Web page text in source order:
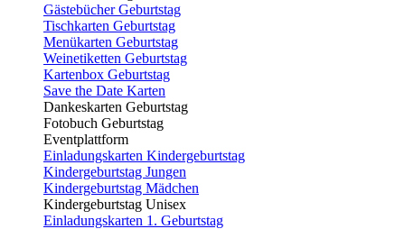
Gästebücher Geburtstag
Tischkarten Geburtstag
Menükarten Geburtstag
Weinetiketten Geburtstag
Kartenbox Geburtstag
Save the Date Karten
Dankeskarten Geburtstag
Fotobuch Geburtstag
Eventplattform
Einladungskarten Kindergeburtstag
Kindergeburtstag Jungen
Kindergeburtstag Mädchen
Kindergeburtstag Unisex
Einladungskarten 1. Geburtstag